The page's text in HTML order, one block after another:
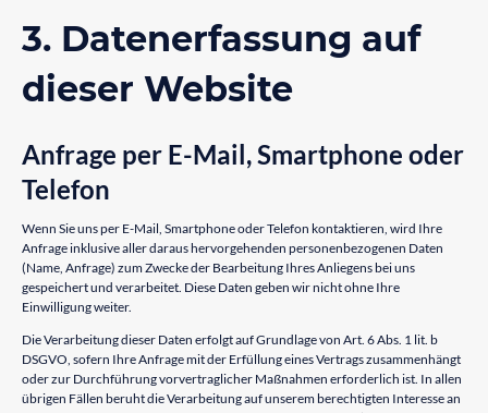
3. Datenerfassung auf
dieser Website
Anfrage per E-Mail, Smartphone oder
Telefon
Wenn Sie uns per E-Mail, Smartphone oder Telefon kontaktieren, wird Ihre
Anfrage inklusive aller daraus hervorgehenden personenbezogenen Daten
(Name, Anfrage) zum Zwecke der Bearbeitung Ihres Anliegens bei uns
gespeichert und verarbeitet. Diese Daten geben wir nicht ohne Ihre
Einwilligung weiter.
Die Verarbeitung dieser Daten erfolgt auf Grundlage von Art. 6 Abs. 1 lit. b
DSGVO, sofern Ihre Anfrage mit der Erfüllung eines Vertrags zusammenhängt
oder zur Durchführung vorvertraglicher Maßnahmen erforderlich ist. In allen
übrigen Fällen beruht die Verarbeitung auf unserem berechtigten Interesse an